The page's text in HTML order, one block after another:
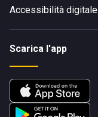
Accessibilità digitale
Scarica l'app